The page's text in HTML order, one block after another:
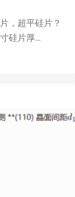
，超平硅片？
硅片厚…